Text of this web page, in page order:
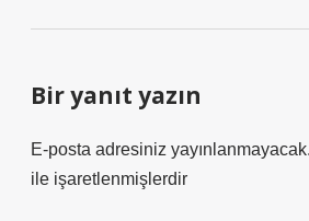
Bir yanıt yazın
E-posta adresiniz yayınlanmayacak.
ile işaretlenmişlerdir